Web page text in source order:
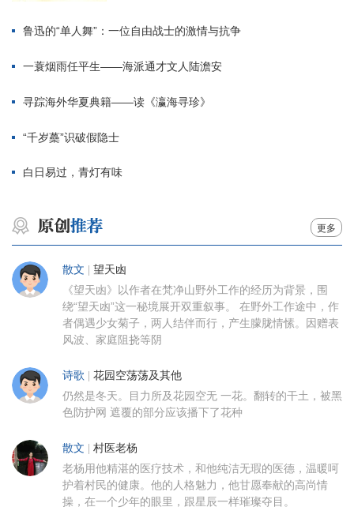
鲁迅的“单人舞”：一位自由战士的激情与抗争
一蓑烟雨任平生——海派通才文人陆澹安
寻踪海外华夏典籍——读《瀛海寻珍》
“千岁蘽”识破假隐士
白日易过，青灯有味
更多
散文 | 望天凼
《望天凼》以作者在梵净山野外工作的经历为背景，围
绕“望天凼”这一秘境展开双重叙事。 在野外工作途中，作
者偶遇少女菊子，两人结伴而行，产生朦胧情愫。因赠表
风波、家庭阻挠等阴
诗歌 | 花园空荡荡及其他
仍然是冬天。目力所及花园空无 一花。翻转的干土，被黑
色防护网 遮覆的部分应该播下了花种
散文 | 村医老杨
老杨用他精湛的医疗技术，和他纯洁无瑕的医德，温暖呵
护着村民的健康。他的人格魅力，他甘愿奉献的高尚情
操，在一个少年的眼里，跟星辰一样璀璨夺目。